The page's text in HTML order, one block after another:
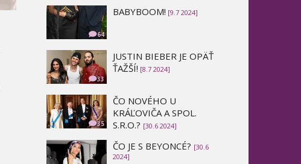
64
BABYBOOM! [9.7 2024]
33
JUSTIN BIEBER JE OPÄŤ
ŤAŽŠÍ! [8.7 2024]
35
ČO NOVÉHO U
KRÁĽOVIČA A SPOL.
S.R.O.? [30.6 2024]
ČO JE S BEYONCÉ? [30.6
2024]